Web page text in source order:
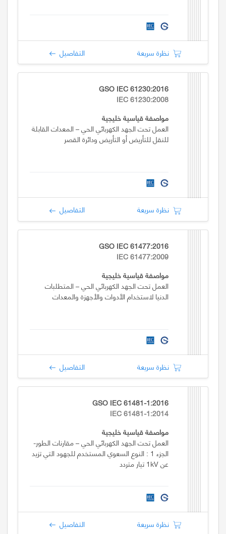
نظرة سريعة التفاصيل
GSO IEC 61230:2016
IEC 61230:2008
مواصفة قياسية خليجية
العمل تحت الجهد الكهربائي الحي – المعدات القابلة
للنقل للتأريض أو التأريض ودائرة القصر
نظرة سريعة التفاصيل
GSO IEC 61477:2016
IEC 61477:2009
مواصفة قياسية خليجية
العمل تحت الجهد الكهربائي الحي – المتطلبات
الدنيا لاستخدام الأدوات والأجهزة والمعدات
نظرة سريعة التفاصيل
GSO IEC 61481-1:2016
IEC 61481-1:2014
مواصفة قياسية خليجية
العمل تحت الجهد الكهربائي الحي – مقارنات الطور-
الجزء 1 : النوع السعوي المستخدم للجهود التي تزيد
عن 1kV تيار متردد
نظرة سريعة التفاصيل